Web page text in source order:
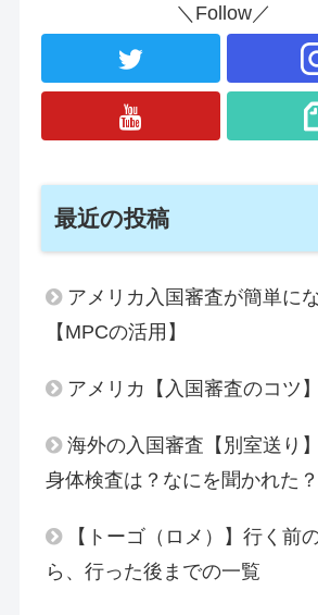
＼Follow／
最近の投稿
アメリカ入国審査が簡単に
【MPCの活用】
アメリカ【入国審査のコツ】
海外の入国審査【別室送り
身体検査は？なにを聞かれた？
【トーゴ（ロメ）】行く前
ら、行った後までの一覧